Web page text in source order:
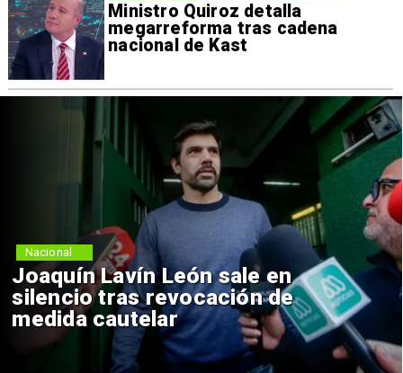
Ministro Quiroz detalla
megarreforma tras cadena
nacional de Kast
Joaquín Lavín León sale en
silencio tras revocación de
medida cautelar
Nacional